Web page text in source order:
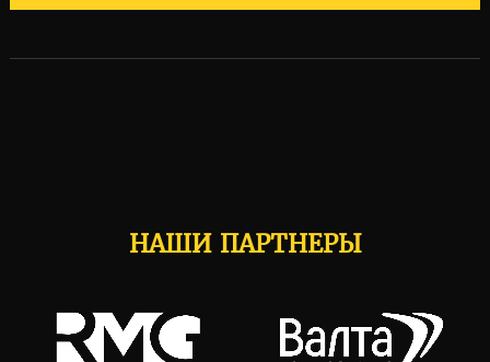
НАШИ ПАРТНЕРЫ